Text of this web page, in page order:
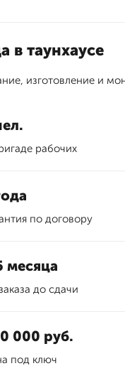
в таунхаусе
изготовление и
рабочих
по договору
месяца
до сдачи
000 руб.
под ключ